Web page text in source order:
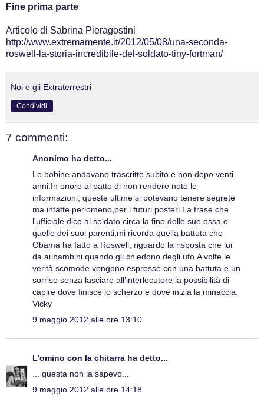
Fine prima parte
Articolo di Sabrina Pieragostini
http://www.extremamente.it/2012/05/08/una-seconda-
roswell-la-storia-incredibile-del-soldato-tiny-fortman/
Noi e gli Extraterrestri
Condividi
7 commenti:
Anonimo ha detto...
Le bobine andavano trascritte subito e non dopo venti
anni.In onore al patto di non rendere note le
informazioni, queste ultime si potevano tenere segrete
ma intatte perlomeno,per i futuri posteri.La frase che
l'ufficiale dice al soldato circa la fine delle sue ossa e
quelle dei suoi parenti,mi ricorda quella battuta che
Obama ha fatto a Roswell, riguardo la risposta che lui
da ai bambini quando gli chiedono degli ufo.A volte le
verità scomode vengono espresse con una battuta e un
sorriso senza lasciare all'interlecutore la possibilità di
capire dove finisce lo scherzo e dove inizia la minaccia.
Vicky
9 maggio 2012 alle ore 13:10
L'omino con la chitarra ha detto...
... questa non la sapevo...
9 maggio 2012 alle ore 14:18